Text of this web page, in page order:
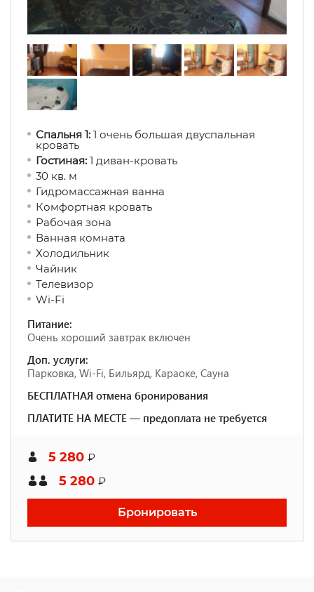
Спальня 1: 1 очень большая двуспальная
кровать
Гостиная: 1 диван-кровать
30 кв. м
Гидромассажная ванна
Комфортная кровать
Рабочая зона
Ванная комната
Холодильник
Чайник
Телевизор
Wi-Fi
Питание:
Очень хороший завтрак включен
Доп. услуги:
Парковка, Wi-Fi, Бильярд, Караоке, Сауна
БЕСПЛАТНАЯ отмена бронирования
ПЛАТИТЕ НА МЕСТЕ — предоплата не требуется
5 280 ₽
5 280 ₽
Бронировать